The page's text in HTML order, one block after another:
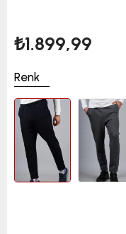
₺1.899,99
Renk